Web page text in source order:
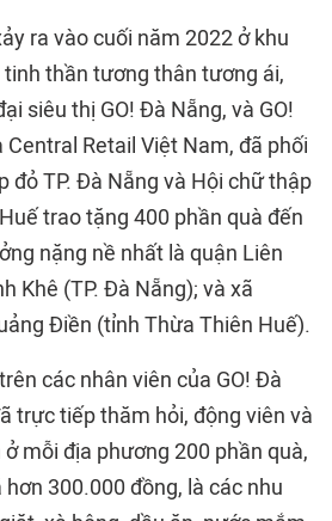
ra vào cuối năm 2022 ở khu
thần tương thân tương ái,
siêu thị GO! Đà Nẵng, và GO!
Retail Việt Nam, đã phối
đỏ TP. Đà Nẵng và Hội chữ thập
trao tặng 400 phần quà đến
nặng nề nhất là quận Liên
Khê (TP. Đà Nẵng); và xã
Điền (tỉnh Thừa Thiên Huế).
các nhân viên của GO! Đà
trực tiếp thăm hỏi, động viên và
mỗi địa phương 200 phần quà,
300.000 đồng, là các nhu